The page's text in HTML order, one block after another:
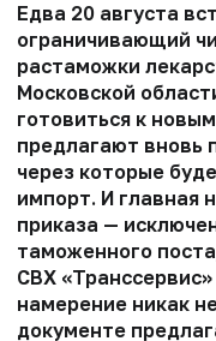
Едва 20 августа
ограничивающий
растаможки
Московской
готовиться к
предлагают вновь
через которые
импорт. И главная
приказа —
таможенного
СВХ
намерение никак
документе